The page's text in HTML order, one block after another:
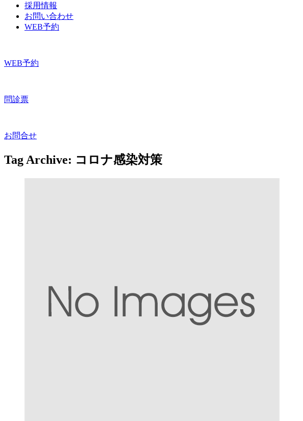
採用情報
お問い合わせ
WEB予約
WEB予約
問診票
お問合せ
Tag Archive: コロナ感染対策